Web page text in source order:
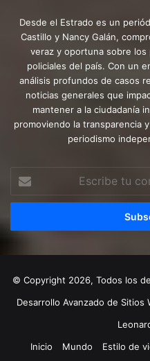
Desde el Estrado es un
Castillo y Nancy Galán,
veraz y oportuna sobre los
policiales del país. Con un
análisis profundos de casos
noticias generales que
mantener a la ciudadanía
promoviendo la transparencia
periodismo
correo
© Copyright 2026, Todos los
Desarrollo Avanzado de Sitios
Inicio
Mundo Estilo de